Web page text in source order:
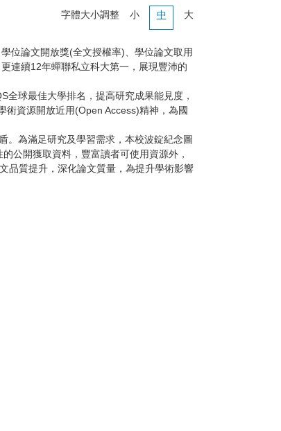
字體大小調整 小 中 大
位論文開放獎(全文授權率)、學位論文取用
連續12年蟬聯私立科大第一，展現豐沛的
球最佳大學排名，提高研究成果能見度，
術資源開放近用(Open Access)精神，為國
。為滿足研究及學習需求，本校波錠紀念圖
公開獲取資料，豐富讀者可使用資源外，
品質提升，深化論文質量，為提升學術影響